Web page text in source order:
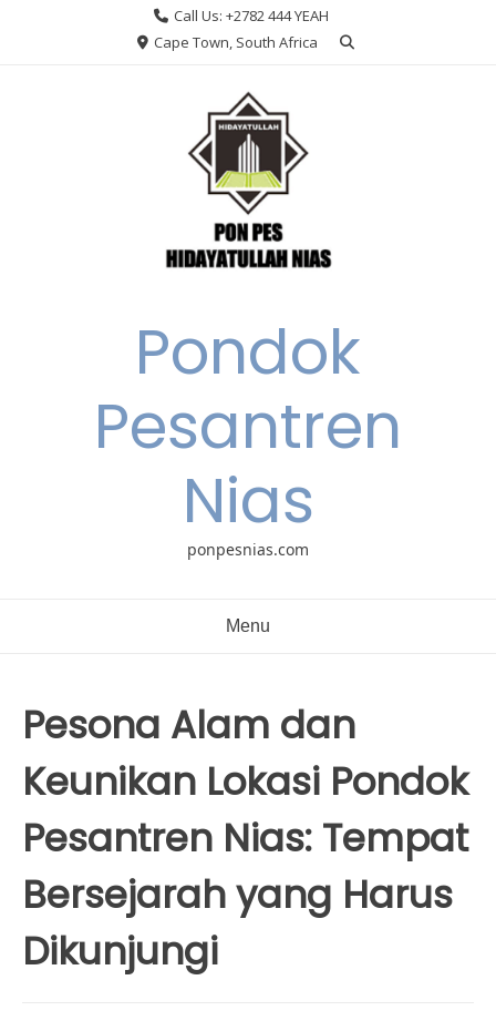
Call Us: +2782 444 YEAH
Cape Town, South Africa
Pondok
Pesantren
Nias
ponpesnias.com
Menu
Pesona Alam dan
Keunikan Lokasi Pondok
Pesantren Nias: Tempat
Bersejarah yang Harus
Dikunjungi